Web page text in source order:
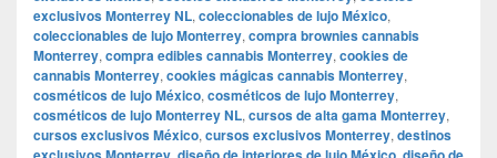
exclusivos Monterrey NL, coleccionables de lujo México,
coleccionables de lujo Monterrey, compra brownies cannabis
Monterrey, compra edibles cannabis Monterrey, cookies de
cannabis Monterrey, cookies mágicas cannabis Monterrey,
cosméticos de lujo México, cosméticos de lujo Monterrey,
cosméticos de lujo Monterrey NL, cursos de alta gama Monterrey,
cursos exclusivos México, cursos exclusivos Monterrey, destinos
, ,